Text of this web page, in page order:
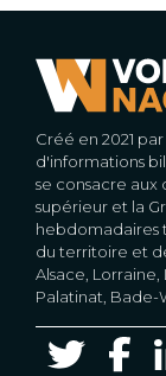
Créé en 2021
d'informations
se consacre aux
supérieur et la
du territoire et
Alsace,
Palatinat,